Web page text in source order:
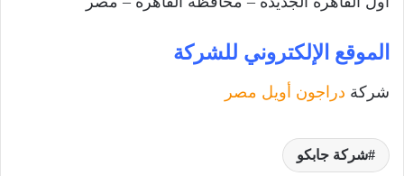
الموقع الإلكتروني للشركة
شركة دراجون أويل مصر
شركة جابكو